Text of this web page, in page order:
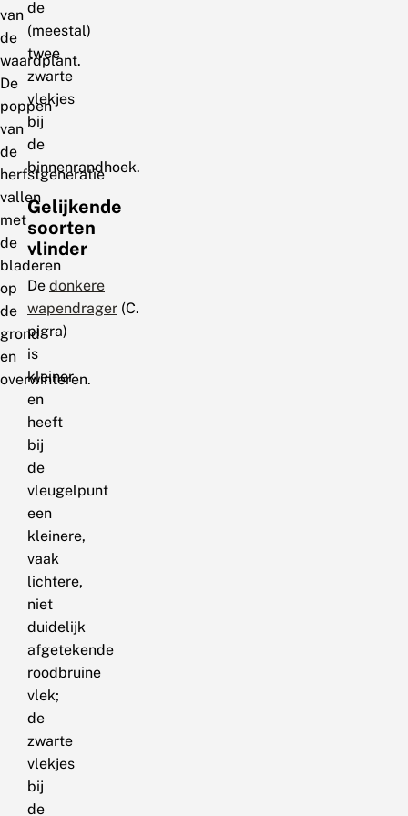
van
de
waardplant.
De
poppen
van
de
herfstgeneratie
vallen
met
de
bladeren
op
de
grond
en
overwinteren.
de
(meestal)
twee
zwarte
vlekjes
bij
de
binnenrandhoek.
Gelijkende
soorten
vlinder
De donkere
wapendrager (C.
pigra)
is
kleiner
en
heeft
bij
de
vleugelpunt
een
kleinere,
vaak
lichtere,
niet
duidelijk
afgetekende
roodbruine
vlek;
de
zwarte
vlekjes
bij
de